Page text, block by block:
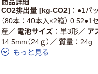
仕組
ある
この商品の環境配慮ポイント
ア詳細／加点項目
」で確
CO2排出量 [kg-CO2]
●1パ
（80本：40本入×2箱）:0.52●1
産／ 電池サイズ 単3形／ ア
14.5mm（24ｇ） ／ 質量
24g
もっと見る